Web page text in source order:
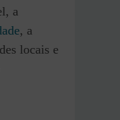
a
, a
locais e